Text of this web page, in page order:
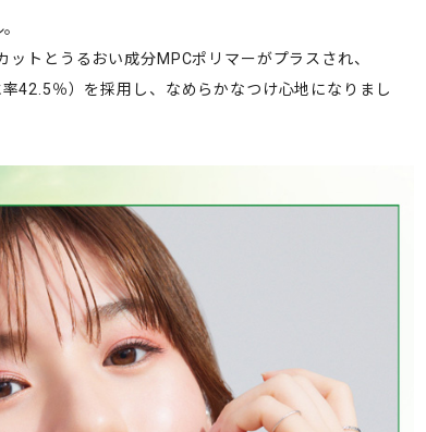
トとうるおい成分MPCポリマーがプラスされ、
42.5％）を採用し、なめらかなつけ心地になりまし